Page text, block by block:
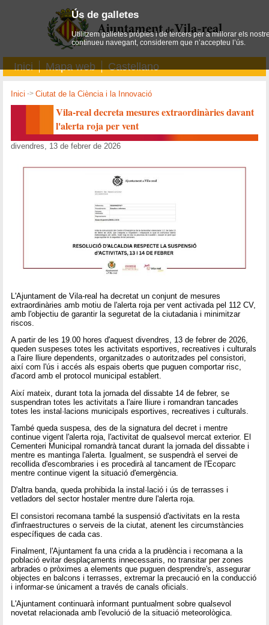
Inici Mapa web Castellano
Inici ->Ciutat de la Ciència i la Innovació
Vila-real decreta mesures extraordinàries davant
l'alerta roja per vent
divendres, 13 de febrer de 2026
L'Ajuntament de Vila-real ha decretat un conjunt de mesures
extraordinàries amb motiu de l'alerta roja per vent activada pel 112 CV,
amb l'objectiu de garantir la seguretat de la ciutadania i minimitzar
riscos.
A partir de les 19.00 hores d'aquest divendres, 13 de febrer de 2026,
queden suspeses totes les activitats esportives, recreatives i culturals
a l'aire lliure dependents, organitzades o autoritzades pel consistori,
així com l'ús i accés als espais oberts que puguen comportar risc,
d'acord amb el protocol municipal establert.
Així mateix, durant tota la jornada del dissabte 14 de febrer, se
suspendran totes les activitats a l'aire lliure i romandran tancades
totes les instal·lacions municipals esportives, recreatives i culturals.
També queda suspesa, des de la signatura del decret i mentre
continue vigent l'alerta roja, l'activitat de qualsevol mercat exterior. El
Cementeri Municipal romandrà tancat durant la jornada del dissabte i
mentre es mantinga l'alerta. Igualment, se suspendrà el servei de
recollida d'escombraries i es procedirà al tancament de l'Ecoparc
mentre continue vigent la situació d'emergència.
D'altra banda, queda prohibida la instal·lació i ús de terrasses i
vetladors del sector hostaler mentre dure l'alerta roja.
El consistori recomana també la suspensió d'activitats en la resta
d'infraestructures o serveis de la ciutat, atenent les circumstàncies
específiques de cada cas.
Finalment, l'Ajuntament fa una crida a la prudència i recomana a la
població evitar desplaçaments innecessaris, no transitar per zones
arbrades o pròximes a elements que puguen desprendre's, assegurar
objectes en balcons i terrasses, extremar la precaució en la conducció
i informar-se únicament a través de canals oficials.
L'Ajuntament continuarà informant puntualment sobre qualsevol
novetat relacionada amb l'evolució de la situació meteorològica.
Ús de galletes
Utilitzem galletes pròpies i de tercers per a millorar els
continueu navegant, considerem que n’accepteu l’ús.